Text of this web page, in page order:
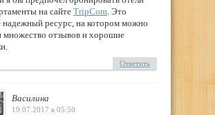
на сайтеTripCom . Это
надежный ресурс, на котором можно
множество отзывов и хорошие
Ответить
Василина
19.07.2017 в 05:50